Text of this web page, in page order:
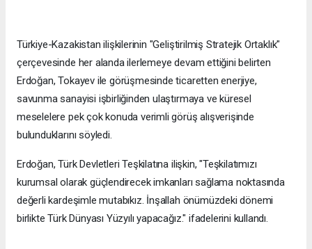
Türkiye-Kazakistan ilişkilerinin "Geliştirilmiş Stratejik Ortaklık"
çerçevesinde her alanda ilerlemeye devam ettiğini belirten
Erdoğan, Tokayev ile görüşmesinde ticaretten enerjiye,
savunma sanayisi işbirliğinden ulaştırmaya ve küresel
meselelere pek çok konuda verimli görüş alışverişinde
bulunduklarını söyledi.
Erdoğan, Türk Devletleri Teşkilatına ilişkin, "Teşkilatımızı
kurumsal olarak güçlendirecek imkanları sağlama noktasında
değerli kardeşimle mutabıkız. İnşallah önümüzdeki dönemi
birlikte Türk Dünyası Yüzyılı yapacağız." ifadelerini kullandı.